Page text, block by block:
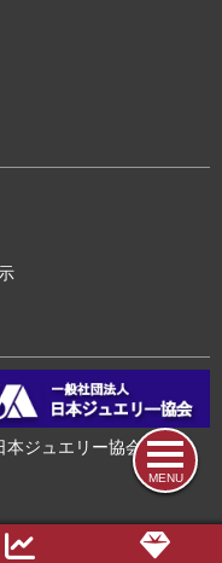
MENU
本ジュエリー協会会員
の色石BANK